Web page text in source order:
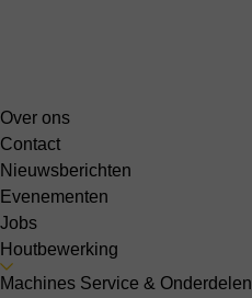
Over ons
Contact
Nieuwsberichten
Evenementen
Jobs
Houtbewerking
Machines Service & Onderdelen